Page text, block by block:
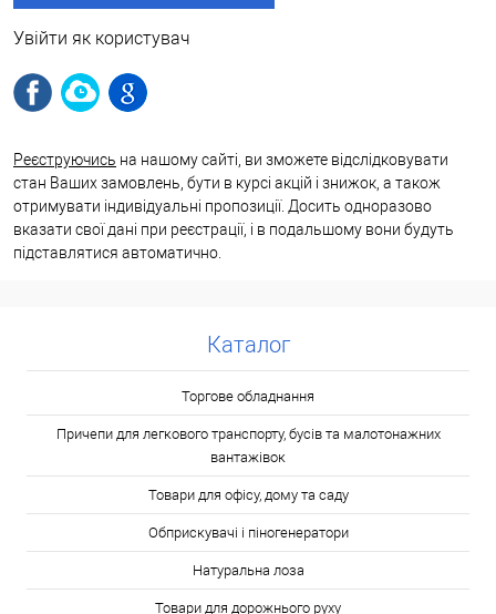
Увійти як користувач
Реєструючись на нашому сайті, ви зможете відслідковувати
стан Ваших замовлень, бути в курсі акцій і знижок, а також
отримувати індивідуальні пропозиції. Досить одноразово
вказати свої дані при реєстрації, і в подальшому вони будуть
підставлятися автоматично.
Каталог
Торгове обладнання
Причепи для легкового транспорту, бусів та малотонажних
вантажівок
Товари для офісу, дому та саду
Обприскувачі і піногенератори
Натуральна лоза
Товари для дорожнього руху